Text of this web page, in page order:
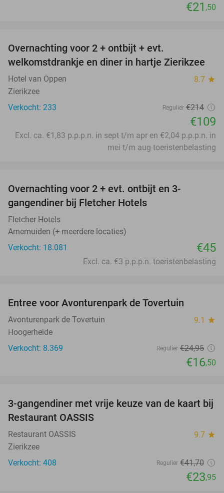
€21 ,50
Overnachting voor 2 + ontbijt + evt.
welkomstdrankje en diner in hartje Zierikzee
Hotel van Oppen 8.7 star
Zierikzee
Verkocht: 233
Regulier €214
€109
Excl. ca. €1,83 p.p.p.n. in sept t/m apr en €2,04 p.p.p.n. in
mei t/m aug toeristenbelasting
Overnachting voor 2 + evt. ontbijt en 3-
gangendiner bij Fletcher Hotels
Fletcher Hotels
Arnemuiden (+ meerdere locaties)
Verkocht: 18.081
€45
Excl. ca. €3 p.p.p.n. toeristenbelasting
Entree voor Avonturenpark de Tovertuin
Avonturenpark de Tovertuin 9.1 star
Hoogerheide
Verkocht: 8.369
Regulier €24,95
€16,50
43%
3-gangendiner met vrije keuze van de kaart bij
Restaurant OASSIS
Restaurant OASSIS 9.7 star
Zierikzee
Verkocht: 408
Regulier €41,70
€23,95